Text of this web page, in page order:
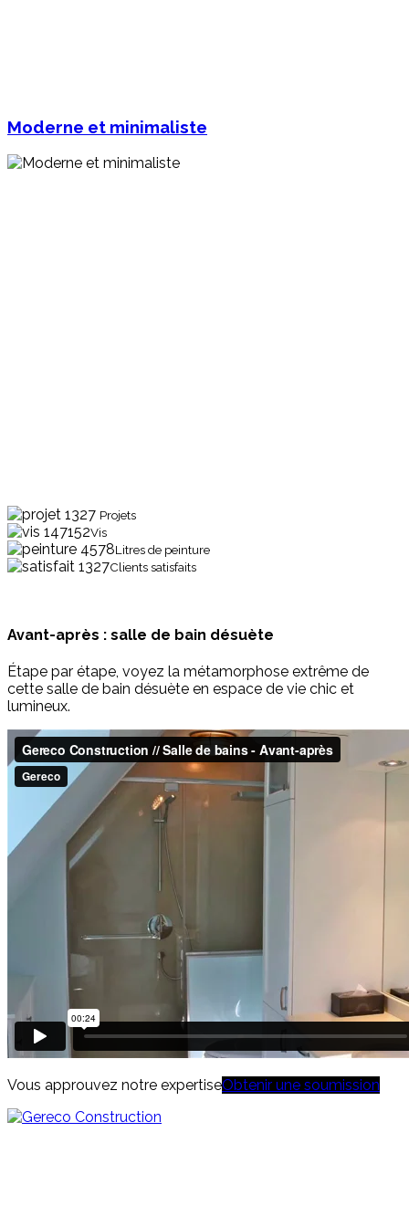
Moderne et minimaliste
1327 Projets
147152Vis
4578Litres de peinture
1327Clients satisfaits
Avant-après : salle de bain désuète
Étape par étape, voyez la métamorphose extrême de
cette salle de bain désuète en espace de vie chic et
lumineux.
Vous approuvez notre expertiseObtenir une soumission